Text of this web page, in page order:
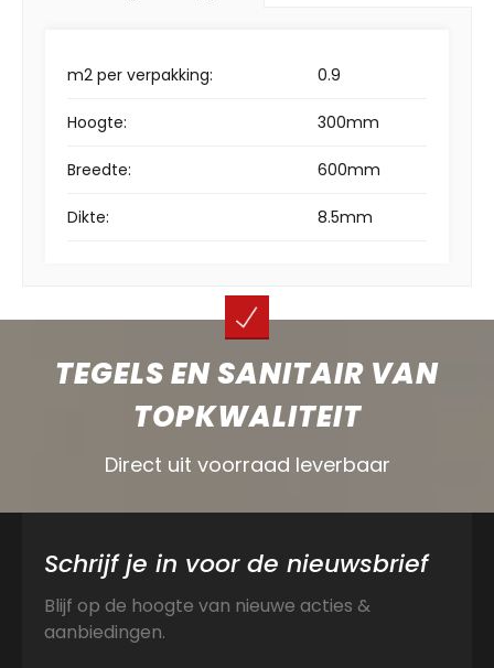
m2 per verpakking: 0.9
Hoogte: 300mm
Breedte: 600mm
Dikte: 8.5mm
TEGELS EN SANITAIR VAN
TOPKWALITEIT
Direct uit voorraad leverbaar
Schrijf je in voor de nieuwsbrief
Blijf op de hoogte van nieuwe acties &
aanbiedingen.